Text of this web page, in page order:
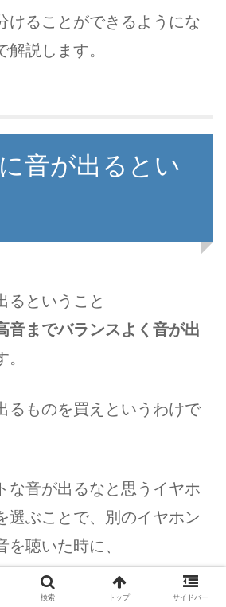
けることができるようにな
解説します。
音が出るとい
るということ
音までバランスよく音が出
るものを買えというわけで
な音が出るなと思うイヤホ
選ぶことで、別のイヤホン
聴いた時に、
過ぎだな」「これは低音が
検索 トップ サイドバー